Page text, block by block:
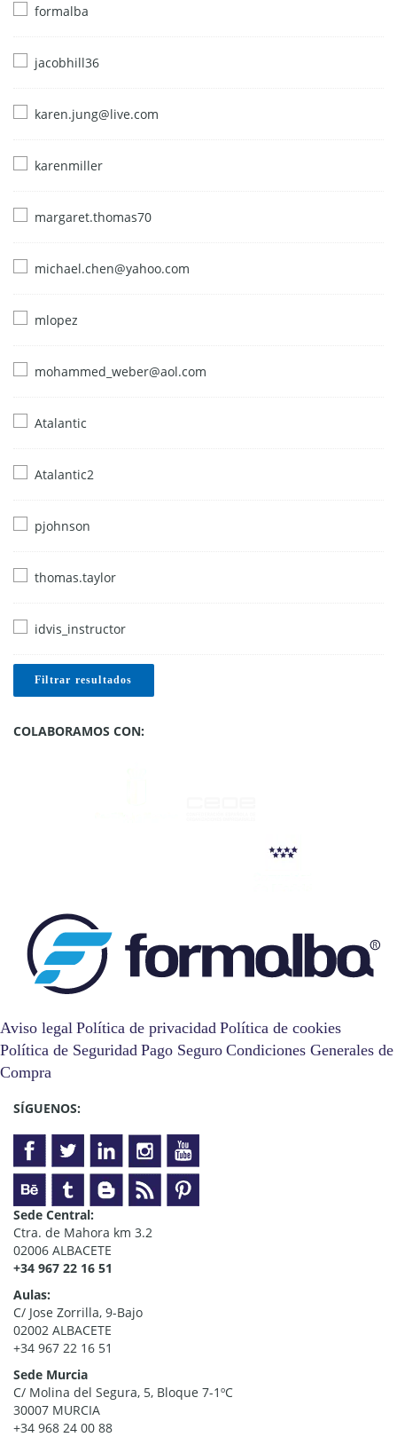
formalba
jacobhill36
karen.jung@live.com
karenmiller
margaret.thomas70
michael.chen@yahoo.com
mlopez
mohammed_weber@aol.com
Atalantic
Atalantic2
pjohnson
thomas.taylor
idvis_instructor
Filtrar resultados
COLABORAMOS CON:
Aviso legal Política de privacidad Política de cookies
Política de Seguridad Pago Seguro Condiciones Generales de
Compra
SÍGUENOS:
Sede Central:
Ctra. de Mahora km 3.2
02006 ALBACETE
+34 967 22 16 51
Aulas:
C/ Jose Zorrilla, 9-Bajo
02002 ALBACETE
+34 967 22 16 51
Sede Murcia
C/ Molina del Segura, 5, Bloque 7-1ºC
30007 MURCIA
+34 968 24 00 88